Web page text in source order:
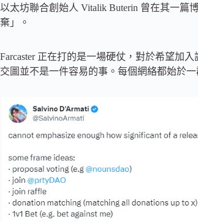
以太坊聯合創始人 Vitalik Buterin 曾在其一篇
棄」。
Farcaster 正在打的是一場硬仗，對於希望加
交圖並不是一件容易的事。每個網絡都始於